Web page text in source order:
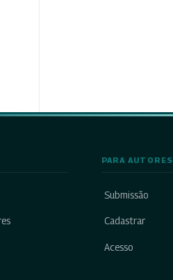
PARA AUTORES
Submissão
Cadastrar
Acesso